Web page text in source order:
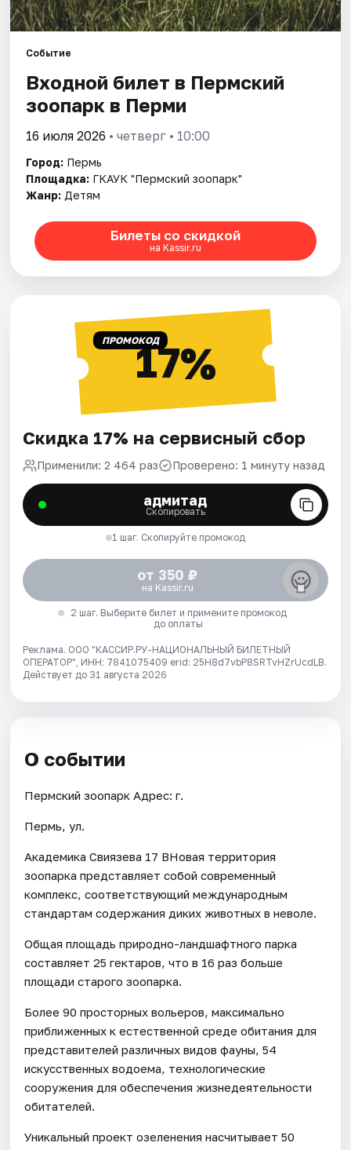
Событие
Входной билет в Пермский
зоопарк в Перми
16 июля 2026 • четверг • 10:00
Город: Пермь
Площадка: ГКАУК "Пермский зоопарк"
Жанр: Детям
Билеты со скидкой
на Kassir.ru
ПРОМОКОД17%
Скидка 17% на сервисный сбор
Применили: 2 464 раз Проверено: 1 минуту назад
адмитад
Скопировать
1 шаг. Скопируйте промокод
от 350 ₽
на Kassir.ru
2 шаг. Выберите билет и примените промокод
до оплаты
Реклама. ООО "КАССИР.РУ-НАЦИОНАЛЬНЫЙ БИЛЕТНЫЙ
ОПЕРАТОР", ИНН: 7841075409 erid: 25H8d7vbP8SRTvHZrUcdLB.
Действует до 31 августа 2026
О событии
Пермский зоопарк Адрес: г.
Пермь, ул.
Академика Свиязева 17 BНовая территория
зоопарка представляет собой современный
комплекс, соответствующий международным
стандартам содержания диких животных в неволе.
Общая площадь природно-ландшафтного парка
составляет 25 гектаров, что в 16 раз больше
площади старого зоопарка.
Более 90 просторных вольеров, максимально
приближенных к естественной среде обитания для
представителей различных видов фауны, 54
искусственных водоема, технологические
сооружения для обеспечения жизнедеятельности
обитателей.
Уникальный проект озеленения насчитывает 50